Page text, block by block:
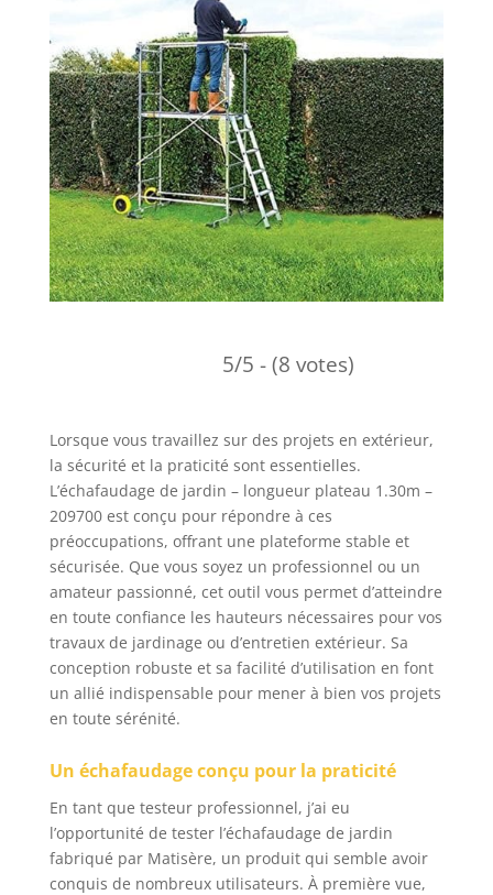
5/5 - (8 votes)
Lorsque vous travaillez sur des projets en extérieur,
la sécurité et la praticité sont essentielles.
L’échafaudage de jardin – longueur plateau 1.30m –
209700 est conçu pour répondre à ces
préoccupations, offrant une plateforme stable et
sécurisée. Que vous soyez un professionnel ou un
amateur passionné, cet outil vous permet d’atteindre
en toute confiance les hauteurs nécessaires pour vos
travaux de jardinage ou d’entretien extérieur. Sa
conception robuste et sa facilité d’utilisation en font
un allié indispensable pour mener à bien vos projets
en toute sérénité.
Un échafaudage conçu pour la praticité
En tant que testeur professionnel, j’ai eu
l’opportunité de tester l’échafaudage de jardin
fabriqué par Matisère, un produit qui semble avoir
conquis de nombreux utilisateurs. À première vue,